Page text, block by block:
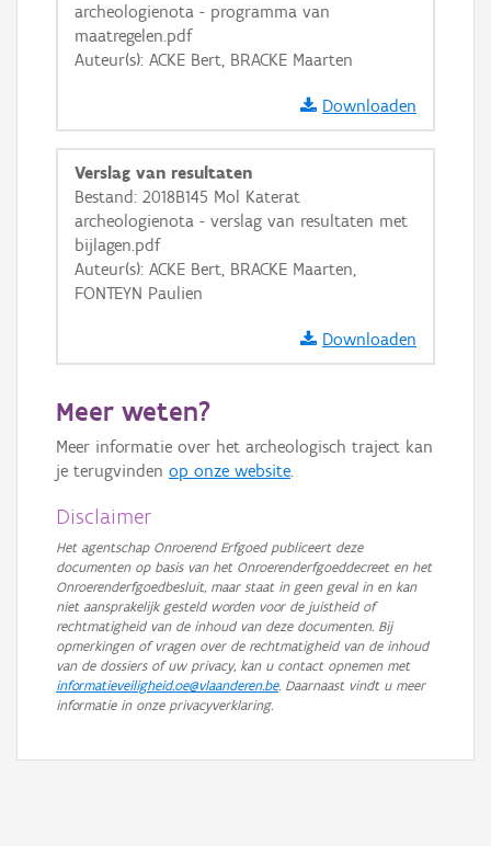
+ −
Basis Lagen
OSM-Basiskaart
Ortho
GRB-Basiskaart
GRB-Basiskaart in grijswaarden
archeologienota - programma van
maatregelen.pdf
Auteur(s): ACKE Bert, BRACKE Maarten
Downloaden
Verslag van resultaten
Bestand: 2018B145 Mol Katerat
archeologienota - verslag van resultaten met
bijlagen.pdf
Auteur(s): ACKE Bert, BRACKE Maarten,
FONTEYN Paulien
Downloaden
Meer weten?
Meer informatie over het archeologisch traject kan
je terugvinden op onze website.
Disclaimer
Het agentschap Onroerend Erfgoed publiceert deze
documenten op basis van het Onroerenderfgoeddecreet en het
Onroerenderfgoedbesluit, maar staat in geen geval in en kan
niet aansprakelijk gesteld worden voor de juistheid of
rechtmatigheid van de inhoud van deze documenten. Bij
opmerkingen of vragen over de rechtmatigheid van de inhoud
van de dossiers of uw privacy, kan u contact opnemen met
informatieveiligheid.oe@vlaanderen.be. Daarnaast vindt u meer
informatie in onze privacyverklaring.